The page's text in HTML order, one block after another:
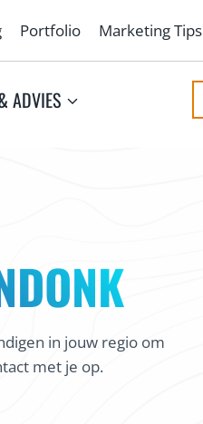
Portfolio Marketing Tips
ADVIES
in jouw regio om
met je op.